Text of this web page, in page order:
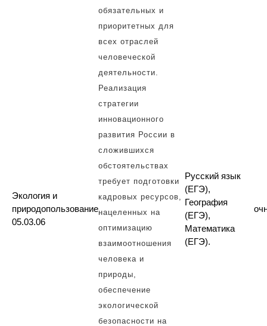
Экология и
природопользование
05.03.06
обязательных и
приоритетных для
всех отраслей
человеческой
деятельности.
Реализация
стратегии
инновационного
развития России в
сложившихся
обстоятельствах
требует подготовки
кадровых ресурсов,
нацеленных на
оптимизацию
взаимоотношения
человека и
природы,
обеспечение
экологической
безопасности на
Русский язык
(ЕГЭ),
География
(ЕГЭ),
Математика
(ЕГЭ).